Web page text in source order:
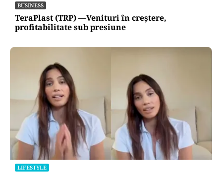
BUSINESS
TeraPlast (TRP) —Venituri în creștere,
profitabilitate sub presiune
LIFESTYLE